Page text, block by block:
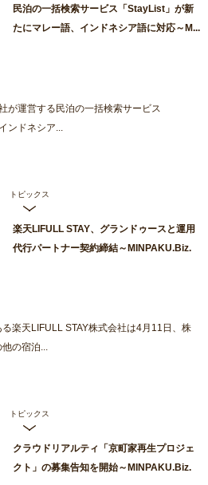
民泊の一括検索サービス「StayList」が新
たにマレー語、インドネシア語に対応～M...
が運営する民泊の一括検索サービス
ンドネシア...
トピックス
楽天LIFULL STAY、グランドゥースと運用
代行パートナー契約締結～MINPAKU.Biz.
楽天LIFULL STAY株式会社は4月11日、株
の宿泊...
トピックス
クラウドリアルティ「京町家再生プロジェ
クト」の募集告知を開始～MINPAKU.Biz.